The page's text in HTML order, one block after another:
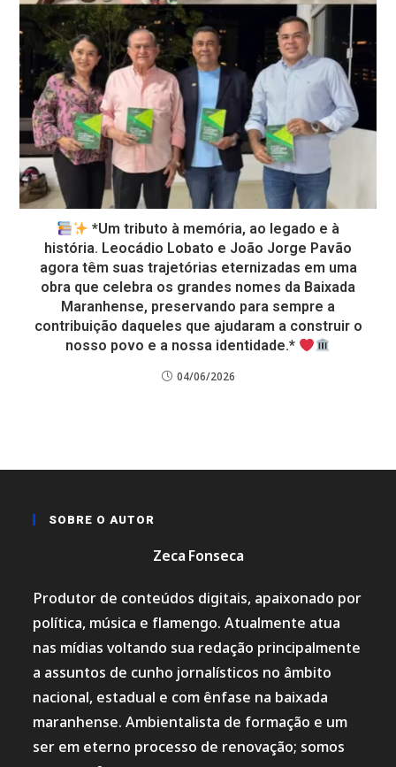
*Um tributo à memória, ao legado e à
história. Leocádio Lobato e João Jorge Pavão
agora têm suas trajetórias eternizadas em uma
obra que celebra os grandes nomes da Baixada
Maranhense, preservando para sempre a
contribuição daqueles que ajudaram a construir o
nosso povo e a nossa identidade.*
04/06/2026
SOBRE O AUTOR
Zeca Fonseca
Produtor de conteúdos digitais, apaixonado por
política, música e flamengo. Atualmente atua
nas mídias voltando sua redação principalmente
a assuntos de cunho jornalísticos no âmbito
nacional, estadual e com ênfase na baixada
maranhense. Ambientalista de formação e um
ser em eterno processo de renovação; somos